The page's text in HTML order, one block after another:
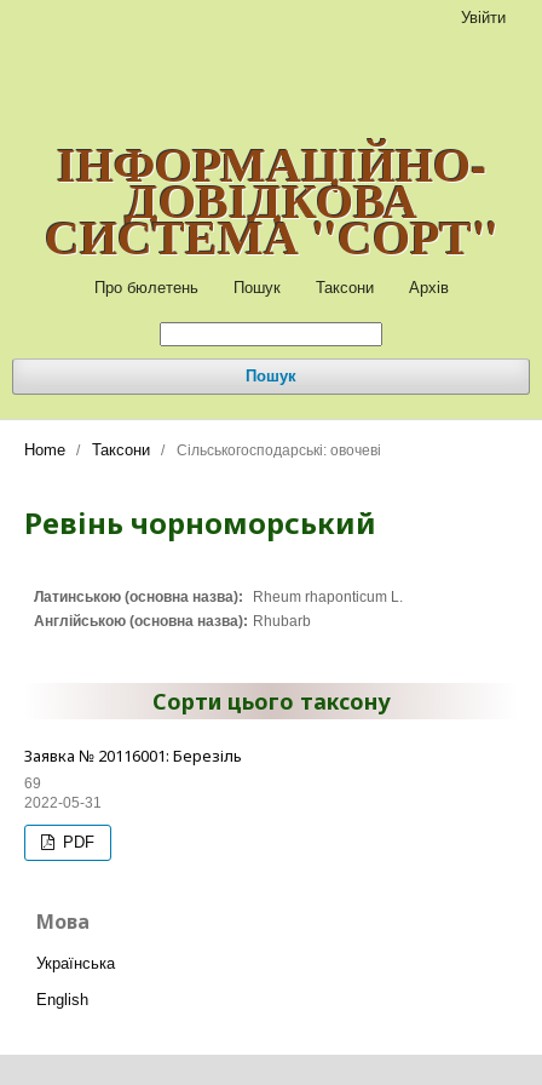
ІНФОРМАЦІЙНО-
ДОВІДКОВА
СИСТЕМА "СОРТ"
Про бюлетень Пошук Таксони Архів
Пошук
Увійти
Home / Таксони / Сільськогосподарські: овочеві
Ревінь чорноморський
Латинською (основна назва):
Rheum rhaponticum L.
Англійською (основна назва): Rhubarb
Сорти цього таксону
Заявка № 20116001: Березіль
69
2022-05-31
PDF
Мова
Українська
English